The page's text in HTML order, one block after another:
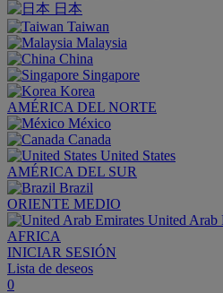
日本
Taiwan
Malaysia
China
Singapore
Korea
AMÉRICA DEL NORTE
México
Canada
United States
AMÉRICA DEL SUR
Brazil
ORIENTE MEDIO
United Arab
AFRICA
INICIAR SESIÓN
Lista de deseos
0